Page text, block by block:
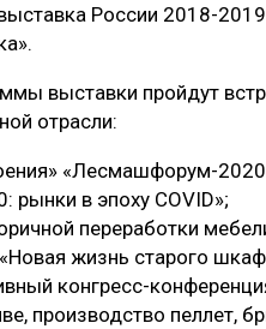
России 2018-
выставки пройдут
отрасли:
«Лесмашфорум-
рынки в эпоху COVID»;
переработки
жизнь старого
конгресс-
производство пеллет,